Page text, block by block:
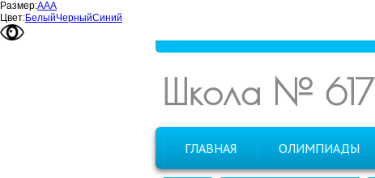
Размер:ААА
Цвет:БелыйЧерныйСиний
Школа № 617
ГЛАВНАЯ ОЛИМПИАДЫ